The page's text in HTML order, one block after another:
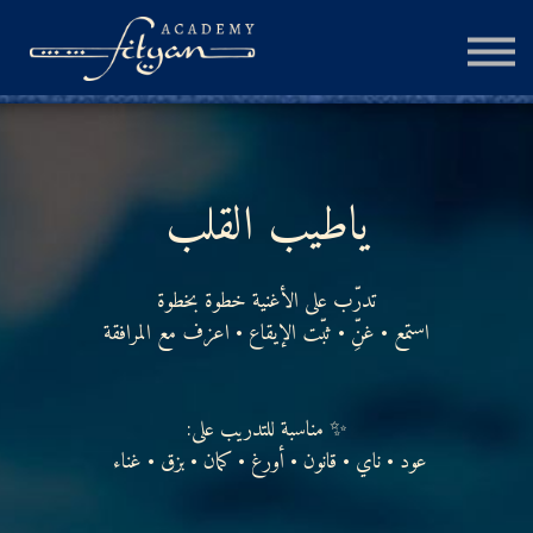
الجلسة الإستشارية
تسجيل الدخول
إنشاء حساب
ياطيب القلب
تدرّب على الأغنية خطوة بخطوة
استمع • غنِّ • ثبّت الإيقاع • اعزف مع المرافقة
✨ مناسبة للتدريب على:
عود • ناي • قانون • أورغ • كمان • بزق • غناء